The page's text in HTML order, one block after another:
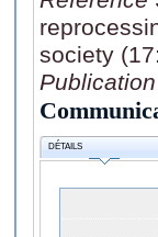
society
Publication
DÉTAILS